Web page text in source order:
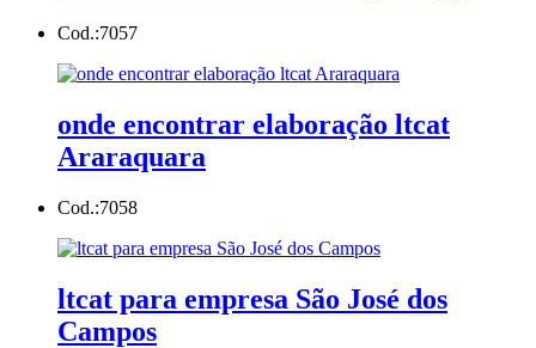
Cod.:7057
onde encontrar elaboração ltcat
Araraquara
Cod.:7058
ltcat para empresa São José dos
Campos